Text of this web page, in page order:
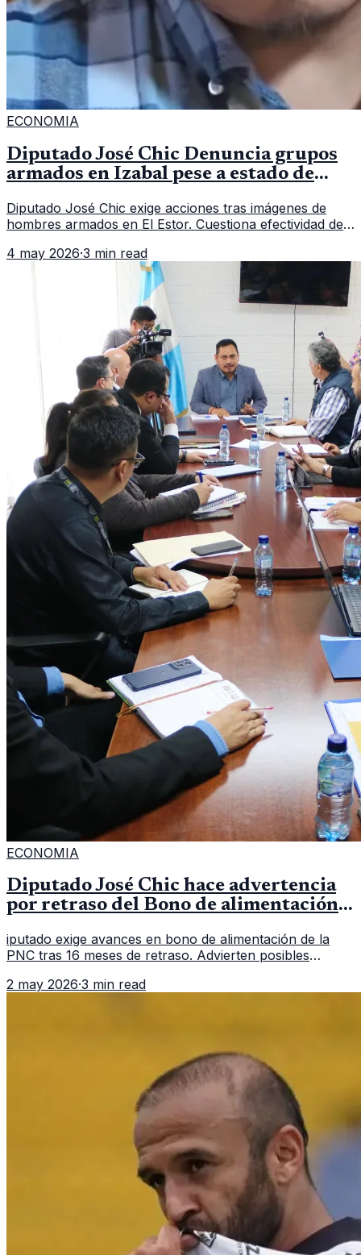
ECONOMIA
Diputado José Chic Denuncia grupos
armados en Izabal pese a estado de
Diputado José Chic exige acciones tras imágenes de
hombres armados en El Estor. Cuestiona efectividad del
4 may 2026·3 min read
ECONOMIA
Diputado José Chic hace advertencia
por retraso del Bono de alimentación
iputado exige avances en bono de alimentación de la
PNC tras 16 meses de retraso. Advierten posibles
2 may 2026·3 min read